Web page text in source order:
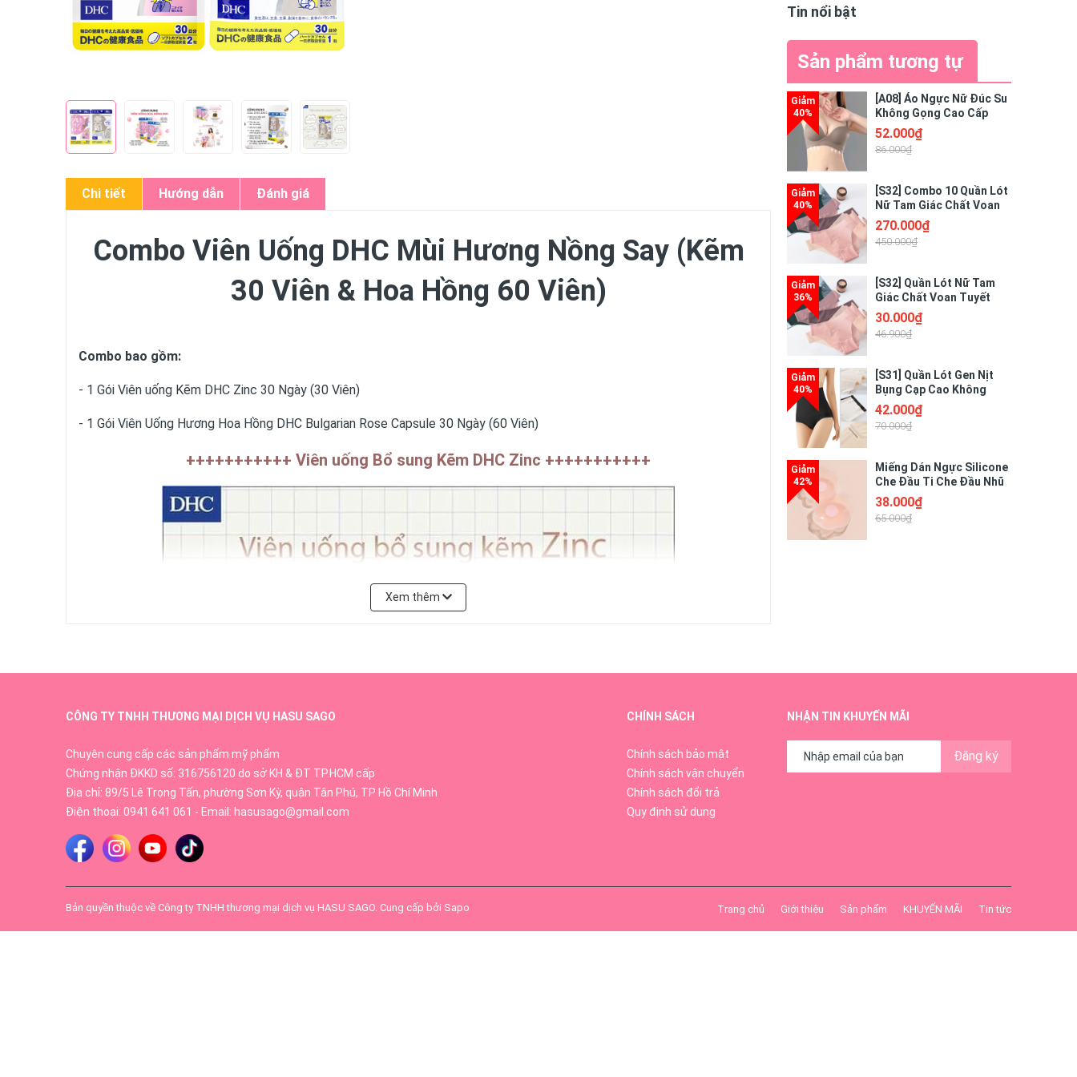
Chi tiết Hướng dẫn Đánh giá
Combo Viên Uống DHC Mùi Hương Nồng Say (Kẽm
30 Viên & Hoa Hồng 60 Viên)
Combo bao gồm:
- 1 Gói Viên uống Kẽm DHC Zinc 30 Ngày (30 Viên)
- 1 Gói Viên Uống Hương Hoa Hồng DHC Bulgarian Rose Capsule 30 Ngày (60 Viên)
+++++++++++ Viên uống Bổ sung Kẽm DHC Zinc +++++++++++
Xem thêm
Tin nổi bật
Sản phẩm tương tự
[A08] Áo Ngực Nữ Đúc Su
Không Gọng Cao Cấp
Thiết Kế Nâng Ngực
Quyến Rũ Điệu Đà
52.000₫
86.000₫
[S32] Combo 10 Quần Lót
Nữ Tam Giác Chất Voan
Tuyết Tàng Hình Cao Cấp
Freesize - GIAO MÀU
NGẪU NHIÊN
270.000₫
450.000₫
[S32] Quần Lót Nữ Tam
Giác Chất Voan Tuyết
Tàng Hình Cao Cấp
30.000₫
46.900₫
[S31] Quần Lót Gen Nịt
Bụng Cạp Cao Không
Viền May Chống Lộ Chất
Liệu Su Mềm Mại Mát
Lạnh Giúp Thon Gọn Tôn
42.000₫
70.000₫
Miếng Dán Ngực Silicone
Che Đầu Ti Che Đầu Nhũ
Hoa Tàng Hình Siêu Dính
- Hộp 5 Cặp (10 Miếng)
38.000₫
65.000₫
CÔNG TY TNHH THƯƠNG MẠI DỊCH VỤ HASU SAGO
Chuyên cung cấp các sản phẩm mỹ phẩm
Chứng nhận ĐKKD số: 316756120 do sở KH & ĐT TP.HCM cấp
Địa chỉ: 89/5 Lê Trọng Tấn, phường Sơn Kỳ, quận Tân Phú, TP Hồ Chí Minh
Điện thoại: 0941 641 061 - Email: hasusago@gmail.com
CHÍNH SÁCH
Chính sách bảo mật
Chính sách vận chuyển
Chính sách đổi trả
Quy định sử dụng
NHẬN TIN KHUYẾN MÃI
Đăng ký
Bản quyền thuộc về Công ty TNHH thương mại dịch vụ HASU SAGO. Cung cấp bởi Sapo Trang chủ Giới thiệu Sản phẩm KHUYẾN MÃI Tin tức